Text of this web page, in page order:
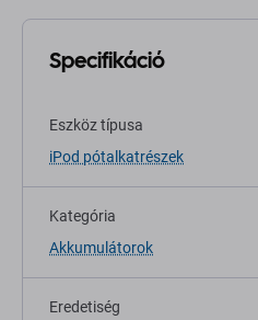
Specifikáció
Eszköz típusa
iPod pótalkatrészek
Kategória
Akkumulátorok
Eredetiség